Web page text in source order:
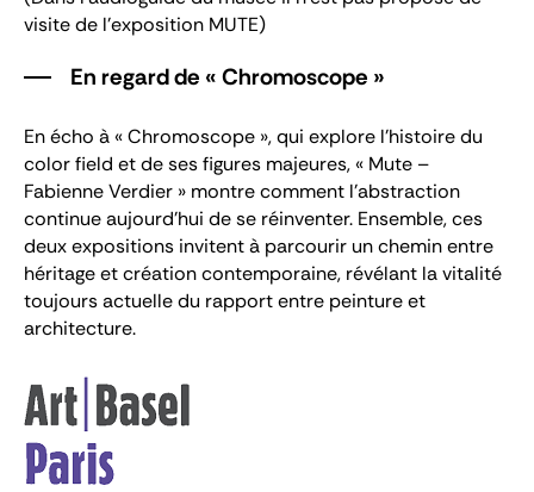
visite de l'exposition MUTE)
En regard de « Chromoscope »
En écho à « Chromoscope », qui explore l’histoire du
color field et de ses figures majeures, « Mute –
Fabienne Verdier » montre comment l’abstraction
continue aujourd’hui de se réinventer. Ensemble, ces
deux expositions invitent à parcourir un chemin entre
héritage et création contemporaine, révélant la vitalité
toujours actuelle du rapport entre peinture et
architecture.